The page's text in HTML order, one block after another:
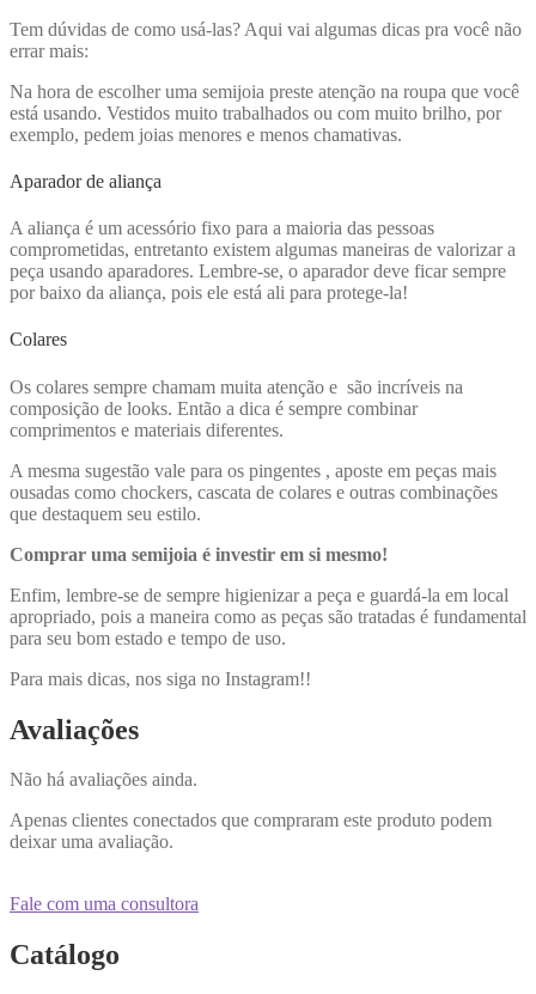
Tem dúvidas de como usá-las? Aqui vai algumas dicas pra você não
errar mais:
Na hora de escolher uma semijoia preste atenção na roupa que você
está usando. Vestidos muito trabalhados ou com muito brilho, por
exemplo, pedem joias menores e menos chamativas.
Aparador de aliança
A aliança é um acessório fixo para a maioria das pessoas
comprometidas, entretanto existem algumas maneiras de valorizar a
peça usando aparadores. Lembre-se, o aparador deve ficar sempre
por baixo da aliança, pois ele está ali para protege-la!
Colares
Os colares sempre chamam muita atenção e são incríveis na
composição de looks. Então a dica é sempre combinar
comprimentos e materiais diferentes.
A mesma sugestão vale para os pingentes , aposte em peças mais
ousadas como chockers, cascata de colares e outras combinações
que destaquem seu estilo.
Comprar uma semijoia é investir em si mesmo!
Enfim, lembre-se de sempre higienizar a peça e guardá-la em local
apropriado, pois a maneira como as peças são tratadas é fundamental
para seu bom estado e tempo de uso.
Para mais dicas, nos siga no Instagram!!
Avaliações
Não há avaliações ainda.
Apenas clientes conectados que compraram este produto podem
deixar uma avaliação.
Fale com uma consultora
Catálogo